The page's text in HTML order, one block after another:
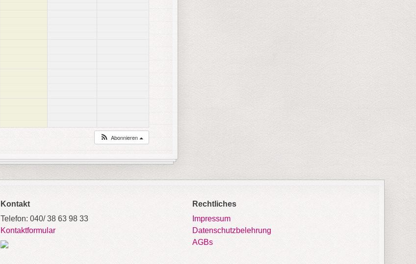
Abonnieren
Kontakt
Telefon: 040/ 38 63 98 33
Kontaktformular
Rechtliches
Impressum
Datenschutzbelehrung
AGBs